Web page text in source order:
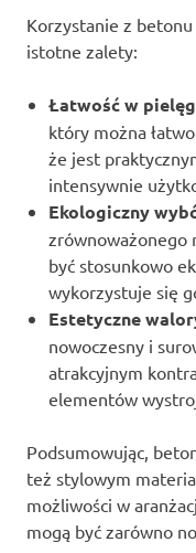
Korzystanie z
istotne zalety:
Łatwość w
który można
że jest
intensywnie
Ekologiczny
zrównoważonego
być stosunkowo
wykorzystuje się
Estetyczne
nowoczesny i
atrakcyjnym
elementów
Podsumowując,
też stylowym
możliwości w
mogą być zarówno